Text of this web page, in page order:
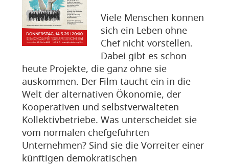
Viele Menschen können
sich ein Leben ohne
Chef nicht vorstellen.
Dabei gibt es schon
heute Projekte, die ganz ohne sie
auskommen. Der Film taucht ein in die
Welt der alternativen Ökonomie, der
Kooperativen und selbstverwalteten
Kollektivbetriebe. Was unterscheidet sie
vom normalen chefgeführten
Unternehmen? Sind sie die Vorreiter einer
künftigen demokratischen